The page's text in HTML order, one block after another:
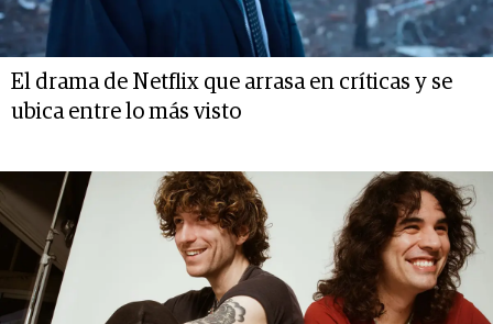
El drama de Netflix que arrasa en críticas y se
ubica entre lo más visto